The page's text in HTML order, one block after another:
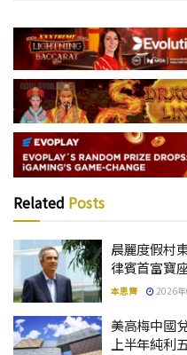
Related Posts
晨麗度假村
律賓首富寶
本思齊 2026
美高梅中國
上半年純利